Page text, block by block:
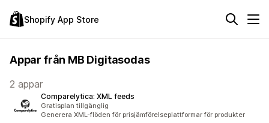
Shopify App Store
Appar från MB Digitasodas
2 appar
Comparelytica: XML feeds
Gratisplan tillgänglig
Generera XML-flöden för prisjämförelseplattformar för produkter